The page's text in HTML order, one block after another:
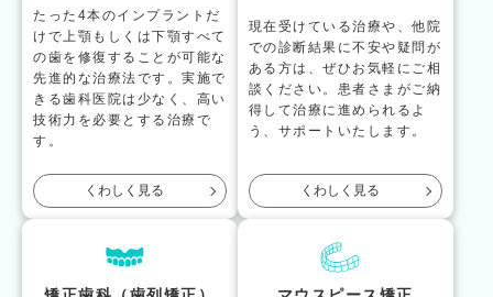
たった4本のインプラントだ
けで上顎もしくは下顎すべて
の歯を修復することが可能な
先進的な治療法です。実施で
きる歯科医院は少なく、高い
技術力を必要とする治療で
す。
くわしく見る
現在受けている治療や、他院
での診断結果に不安や疑問が
ある方は、ぜひお気軽にご相
談ください。患者さまがご納
得して治療に進められるよ
う、サポートいたします。
くわしく見る